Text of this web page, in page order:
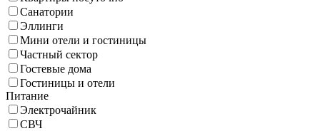
Санатории
Эллинги
Мини отели и гостиницы
Частный сектор
Гостевые дома
Гостиницы и отели
Питание
Электрочайник
СВЧ